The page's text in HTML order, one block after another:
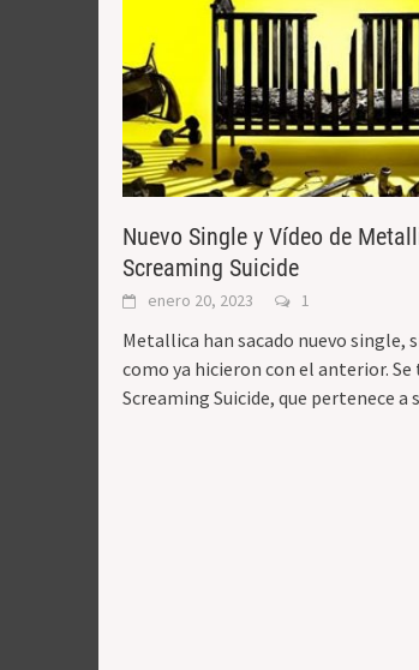
Nuevo Single y Vídeo de
Screaming Suicide
enero 20, 2023 1
Metallica han sacado nuevo single,
como ya hicieron con el anterior. Se
Screaming Suicide, que pertenece a